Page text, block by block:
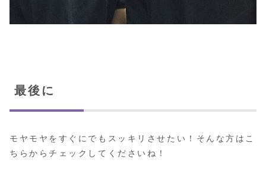
最後に
モヤモヤをすぐにでもスッキリさせたい！そんな方はこ
ちらからチェックしてくださいね！